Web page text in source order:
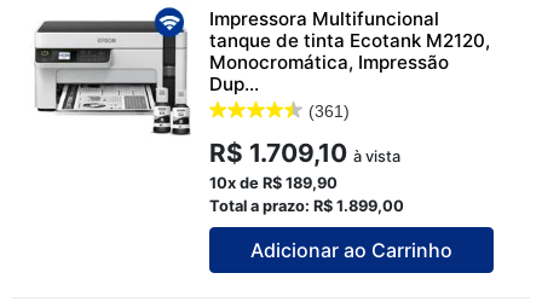
Impressora Multifuncional
tanque de tinta Ecotank M2120,
Monocromática, Impressão
Dup...
(361)
R$ 1.709,10 à vista
10x de R$ 189,90
Total a prazo: R$ 1.899,00
Adicionar ao Carrinho